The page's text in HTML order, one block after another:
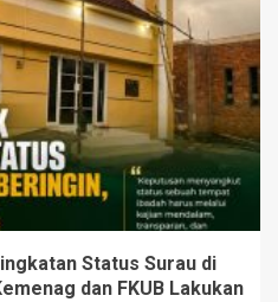
Status Surau di
dan FKUB Lakukan